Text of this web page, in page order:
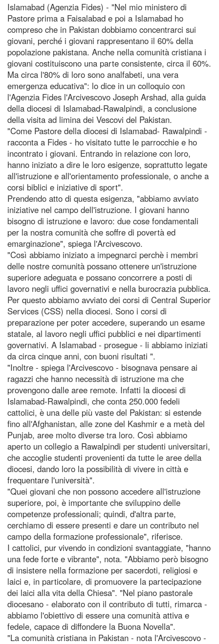
Islamabad (Agenzia Fides) - "Nel mio ministero di
Pastore prima a Faisalabad e poi a Islamabad ho
compreso che in Pakistan dobbiamo concentrarci sui
giovani, perché i giovani rappresentano il 60% della
popolazione pakistana. Anche nella comunità cristiana i
giovani costituiscono una parte consistente, circa il 60%.
Ma circa l'80% di loro sono analfabeti, una vera
emergenza educativa": lo dice in un colloquio con
l'Agenzia Fides l'Arcivescovo Joseph Arshad, alla guida
della diocesi di Islamabad-Rawalpindi, a conclusione
della visita ad limina dei Vescovi del Pakistan.
"Come Pastore della diocesi di Islamabad- Rawalpindi -
racconta a Fides - ho visitato tutte le parrocchie e ho
incontrato i giovani. Entrando in relazione con loro,
hanno iniziato a dire le loro esigenze, soprattutto legate
all'istruzione e all'orientamento professionale, o anche a
corsi biblici e iniziative di sport".
Prendendo atto di questa esigenza, "abbiamo avviato
iniziative nel campo dell'istruzione. I giovani hanno
bisogno di istruzione e lavoro: due cose fondamentali
per la nostra comunità che soffre di povertà ed
emarginazione", spiega l'Arcivescovo.
"Così abbiamo iniziato a impegnarci perchè i membri
delle nostre comunità possano ottenere un'istruzione
superiore adeguata e possano concorrere a posti di
lavoro negli uffici governativi e nella burocrazia pubblica.
Per questo abbiamo avviato dei corsi di Central Superior
Services (CSS) nella diocesi. Sono i corsi di
preparazione per poter accedere, superando un esame
statale, al lavoro negli uffici pubblici e nei dipartimenti
governativi. A Islamabad - prosegue - li abbiamo iniziati
da circa cinque anni, con buoni risultati ".
"Inoltre - spiega l'Arcivescovo - bisognava pensare ai
ragazzi che hanno necessità di istruzione ma che
provengono dalle aree remote. Infatti la diocesi di
Islamabad-Rawalpindi, che conta 250.000 fedeli
cattolici, è una delle più vaste del Pakistan: si estende
fino all'Afghanistan, alle zone del Kashmir e a metà del
Punjab, aree molto diverse tra loro. Così abbiamo
aperto un collegio a Rawalpindi per studenti universitari,
che accoglie studenti provenienti da tutte le aree della
diocesi, dando loro la possibilità di vivere in città e
frequentare l'università".
"Quei giovani che non possono accedere all'istruzione
superiore, poi, è importante che sviluppino delle
competenze professionali; quindi, d'altra parte,
cerchiamo di essere presenti e dare un contributo nel
campo della formazione professionale", riferisce.
I cattolici, pur vivendo in condizioni svantaggiate, "hanno
una fede forte e vibrante", nota. "Abbiamo però bisogno
di insistere nella formazione per sacerdoti, religiosi e
laici e, in particolare, di promuovere la partecipazione
dei laici alla vita della Chiesa". "Nel piano pastorale
diocesano - elaborato con il contributo di tutti, rimarca -
abbiamo l'obiettivo di essere una comunità attiva e
fedele, capace di diffondere la Buona Novella".
"La comunità cristiana in Pakistan - nota l'Arcivescovo -